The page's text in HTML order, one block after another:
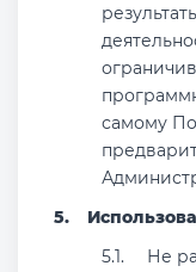
самому
Не